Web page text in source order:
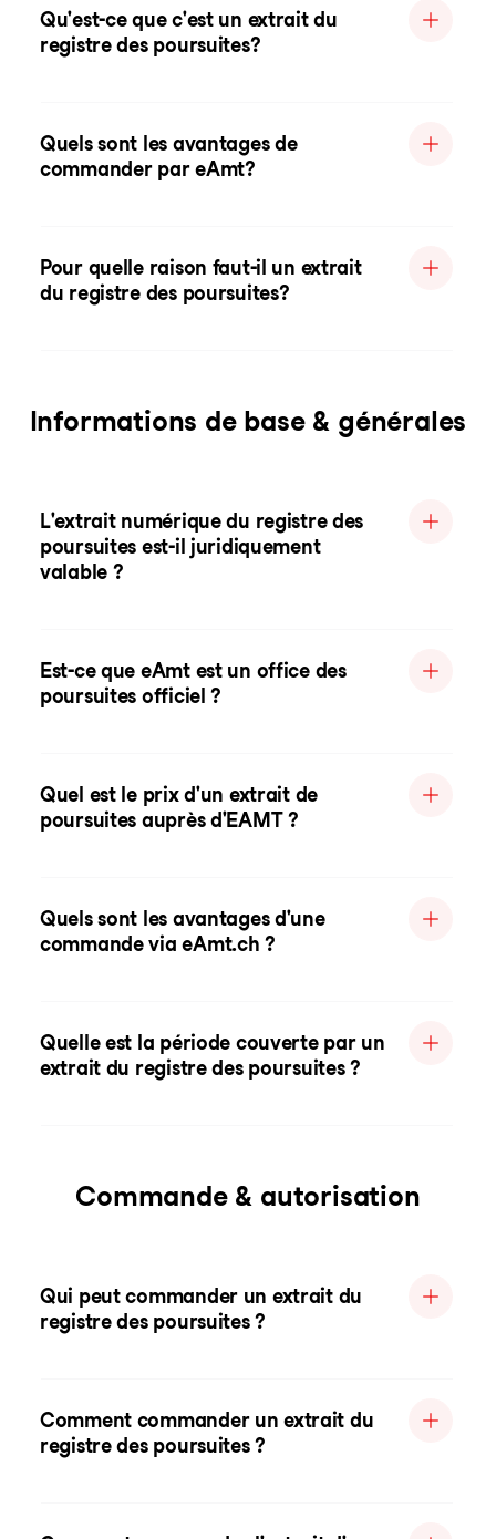
Qu'est-ce que c'est un extrait du
registre des poursuites?
Quels sont les avantages de
commander par eAmt?
Pour quelle raison faut-il un extrait
du registre des poursuites?
Informations de base & générales
L'extrait numérique du registre des
poursuites est-il juridiquement
valable ?
Est-ce que eAmt est un office des
poursuites officiel ?
Quel est le prix d'un extrait de
poursuites auprès d'EAMT ?
Quels sont les avantages d'une
commande via eAmt.ch ?
Quelle est la période couverte par un
extrait du registre des poursuites ?
Commande & autorisation
Qui peut commander un extrait du
registre des poursuites ?
Comment commander un extrait du
registre des poursuites ?